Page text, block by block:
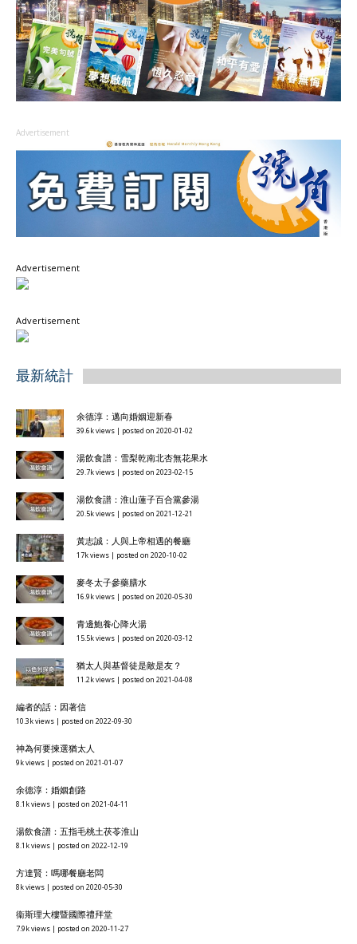
Advertisement
Advertisement
Advertisement
最新統計
余德淳：邁向婚姻迎新春
39.6k views | posted on 2020-01-02
湯飲食譜：雪梨乾南北杏無花果水
29.7k views | posted on 2023-02-15
湯飲食譜：淮山蓮子百合黨參湯
20.5k views | posted on 2021-12-21
黃志誠：人與上帝相遇的餐廳
17k views | posted on 2020-10-02
麥冬太子參藥膳水
16.9k views | posted on 2020-05-30
青邊鮑養心降火湯
15.5k views | posted on 2020-03-12
猶太人與基督徒是敵是友？
11.2k views | posted on 2021-04-08
編者的話：因著信
10.3k views | posted on 2022-09-30
神為何要揀選猶太人
9k views | posted on 2021-01-07
余德淳：婚姻創路
8.1k views | posted on 2021-04-11
湯飲食譜：五指毛桃土茯苓淮山
8.1k views | posted on 2022-12-19
方達賢：嗎哪餐廳老闆
8k views | posted on 2020-05-30
衞斯理大樓暨國際禮拜堂
7.9k views | posted on 2020-11-27